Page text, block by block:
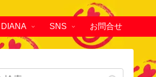
DIANA SNS お問合せ